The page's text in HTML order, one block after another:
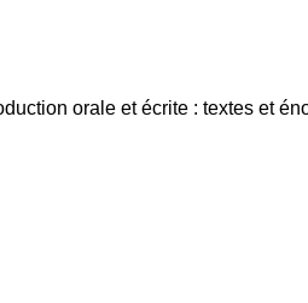
orale et écrite : textes et